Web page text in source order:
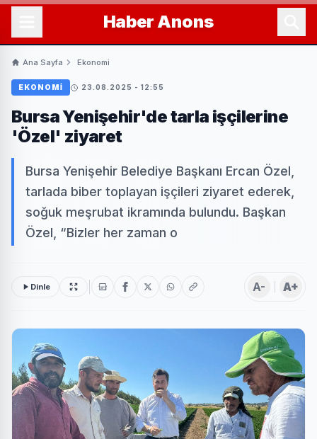
Haber Anons
Ana Sayfa Ekonomi
EKONOMI 23.08.2025 - 12:55
Bursa Yenişehir'de tarla işçilerine
'Özel' ziyaret
Bursa Yenişehir Belediye Başkanı Ercan Özel,
tarlada biber toplayan işçileri ziyaret ederek,
soğuk meşrubat ikramında bulundu. Başkan
Özel, “Bizler her zaman o
Dinle A- A+